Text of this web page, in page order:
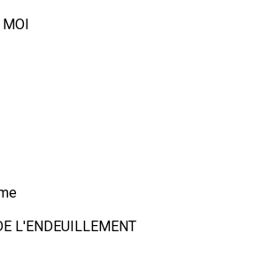
MOI
L'ENDEUILLEMENT